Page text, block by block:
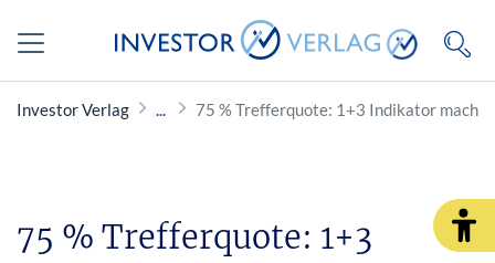
Investor Verlag 75 % Trefferquote: 1+3 Indikator macht
75 % Trefferquote: 1+3